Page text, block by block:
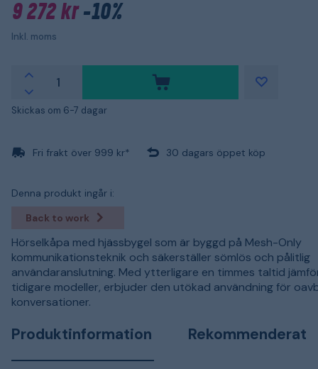
9 272 kr-10%
Inkl. moms
Skickas om 6-7 dagar
Fri frakt över 999 kr* 30 dagars öppet köp
Denna produkt ingår i:
Back to work
Hörselkåpa med hjässbygel som är byggd på Mesh-Only
kommunikationsteknik och säkerställer sömlös och pålitlig
användaranslutning. Med ytterligare en timmes taltid
tidigare modeller, erbjuder den utökad användning för
konversationer.
Produktinformation Rekommenderat